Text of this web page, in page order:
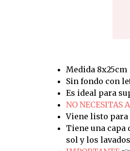
Medida 8x25cm
Sin fondo con
Es ideal para
NO NECESITAS
Viene listo para
Tiene una capa
sol y los lavados